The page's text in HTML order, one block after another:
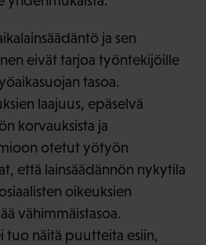
ja sen
eivät tarjoa työntekijöille
tasoa.
laajuus, epäselvä
korvauksista ja
otetut yötyön
että lainsäädännön nykytila
oikeuksien
vähimmäistasoa.
tuo näitä puutteita esiin,